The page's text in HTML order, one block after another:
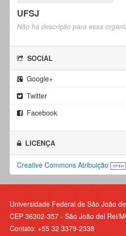
UFSJ
Não há descrição para essa
SOCIAL
Google+
Twitter
Facebook
LICENÇA
Creative Commons Atribuição
Universidade Federal de São João
CEP 36302-357 - São João del Rei/
Contato: +55 32 3379-2338